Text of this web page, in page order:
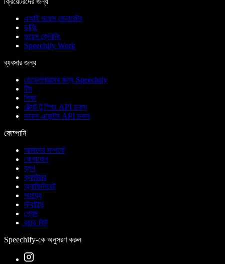
এআই ভয়েস জেনারেটর
ডাবিং
ভয়েস ক্লোনিং
Speechify Work
ব্যবসার জন্য
ডেভেলপারদের জন্য Speechify
টিম
শিক্ষা
টেক্সট টু স্পিচ API ডকস
ভয়েস এজেন্টস API ডকস
কোম্পানি
আমাদের সম্পর্কে
যোগাযোগ
ব্লগ
ক্যারিয়ার
অ্যাফিলিয়েট
সাহায্য
স্ট্যাটাস
প্রেস
ব্র্যান্ড কিট
Speechify-কে অনুসরণ করুন